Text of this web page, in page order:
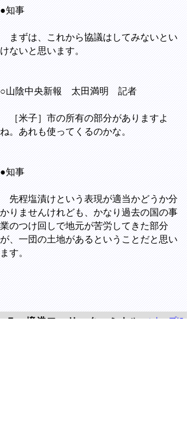
●知事
まずは、これから協議はしてみないとい
けないと思います。
○山陰中央新報 太田満明 記者
［米子］市の所有の部分がありますよ
ね。あれも使ってくるのかな。
●知事
先程塩漬けという表現が適当かどうか分
かりませんけれども、かなり過去の国の事
業のつけ回しで地元が苦労してきた部分
が、一団の土地があるということだと思い
ます。
７ 境港フェリーターミナル
▲トップに